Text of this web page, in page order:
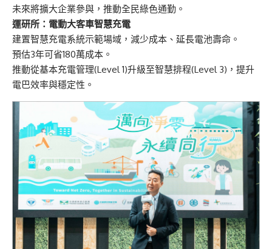
未來將擴大企業參與，推動全民綠色通勤。
運研所：電動大客車智慧充電
建置智慧充電系統示範場域，減少成本、延長電池壽命。
預估3年可省180萬成本。
推動從基本充電管理(Level 1)升級至智慧排程(Level 3)，提升
電巴效率與穩定性。